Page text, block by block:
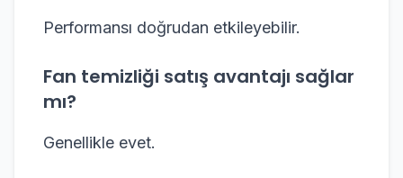
Performansı doğrudan etkileyebilir.
Fan temizliği satış avantajı sağlar
mı?
Genellikle evet.